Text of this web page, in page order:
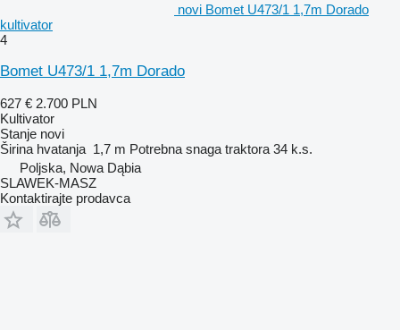
novi Bomet U473/1 1,7m Dorado
kultivator
4
Bomet U473/1 1,7m Dorado
627 € 2.700 PLN
Kultivator
Stanje novi
Širina hvatanja 1,7 m Potrebna snaga traktora 34 k.s.
Poljska, Nowa Dąbia
SLAWEK-MASZ
Kontaktirajte prodavca